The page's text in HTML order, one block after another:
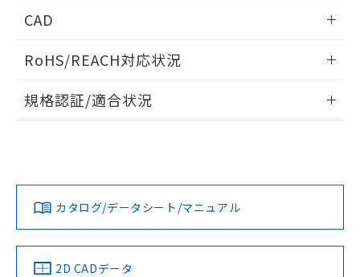
CAD
ドすることができます。
ログイン/会員登録
ダウンロードデータをご利用いただく前に、以下を必ずお読
みください。
ソフトウェアの使用条件
RoHS/REACH対応状況
EU RoHS 注意事項・凡例
対応済み
中国 RoHS 注意事項・凡例
規格認証/適合状況
LR型式承認
（イギリス
船舶規格）
DNV型式承認
（ノルウェー
BV型式承認
（フランス
KR型式
（韓国
カタログ/データシート/マニュアル
2D CADデータ
欄に対応日を記載しておりました。
既に当社にて対応品への在庫切替を完了
していることから、特段のことがない限
り、2022年1月12日より割愛しておりま
す。